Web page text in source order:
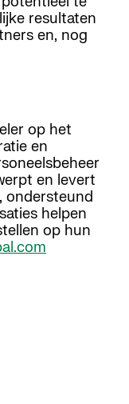
resultaten
en, nog
op het
en
en levert
ondersteund
helpen
op hun